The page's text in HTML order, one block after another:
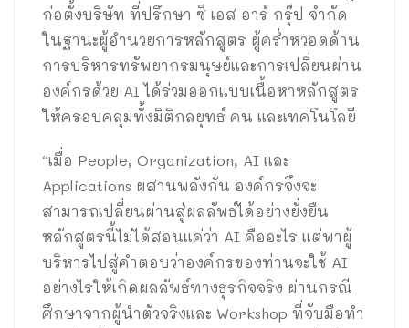
ก่อตั้งบริษัท ที่ปรึกษา ซี เอส อาร์ กรุ๊ป จำกัด
ในฐานะผู้อำนวยการหลักสูตร ผู้คร่ำหวอดด้าน
การบริหารทรัพยากรมนุษย์และการเปลี่ยนผ่าน
องค์กรด้วย AI ได้ร่วมออกแบบเนื้อหาหลักสูตร
ให้ครอบคลุมทั้งมิติกลยุทธ์ คน และเทคโนโลยี
“เมื่อ People, Organization, AI และ
Applications ผสานพลังกัน องค์กรจึงจะ
สามารถเปลี่ยนผ่านสู่ผลลัพธ์ได้อย่างยั่งยืน
หลักสูตรนี้ไม่ได้สอนแค่ว่า AI คืออะไร แต่พาผู้
บริหารไปสู่คำตอบว่าองค์กรของท่านจะใช้ AI
อย่างไรให้เกิดผลลัพธ์ทางธุรกิจจริง ผ่านกรณี
ศึกษาจากผู้นำตัวจริงและ Workshop ที่จับมือทำ